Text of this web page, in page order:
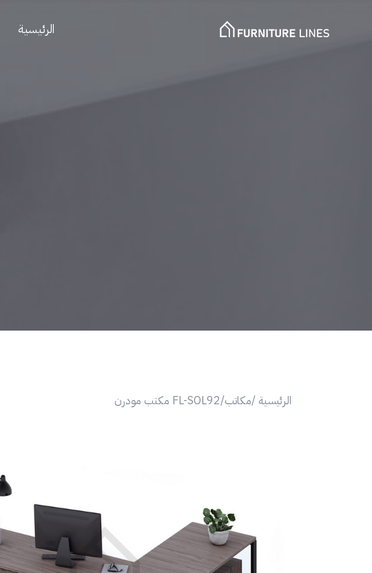
الرئيسية
الرئيسية /مكاتب/FL-SOL92 مكتب مودرن